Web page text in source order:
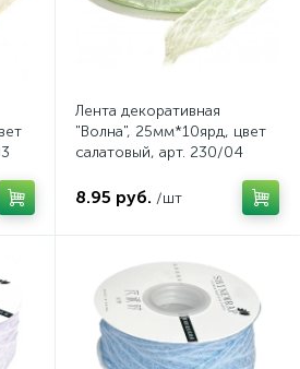
Лента декоративная
"Волна", 25мм*10ярд, цвет
салатовый, арт. 230/04
8.95 руб. /шт